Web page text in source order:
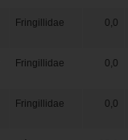
Fringillidae 0,0
Fringillidae 0,0
Fringillidae 0,0